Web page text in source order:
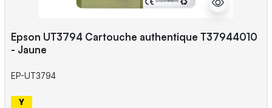
Epson UT3794 Cartouche authentique T37944010
- Jaune
EP-UT3794